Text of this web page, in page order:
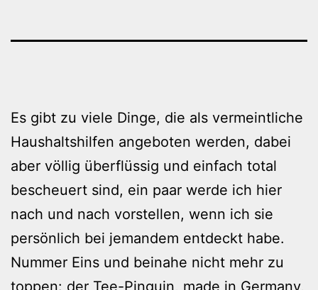
Es gibt zu viele Dinge, die als vermeintliche
Haushaltshilfen angeboten werden, dabei
aber völlig überflüssig und einfach total
bescheuert sind, ein paar werde ich hier
nach und nach vorstellen, wenn ich sie
persönlich bei jemandem entdeckt habe.
Nummer Eins und beinahe nicht mehr zu
toppen: der Tee-Pinguin, made in Germany,